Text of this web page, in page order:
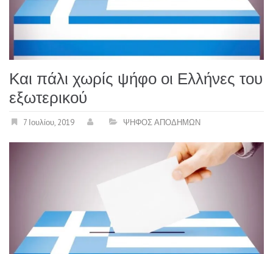
Και πάλι χωρίς ψήφο οι Ελλήνες του
εξωτερικού
7 Ιουλίου, 2019 ΨΗΦΟΣ ΑΠΟΔΗΜΩΝ